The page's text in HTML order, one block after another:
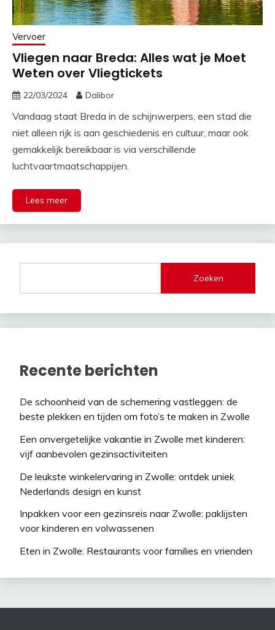
Vervoer
Vliegen naar Breda: Alles wat je Moet
Weten over Vliegtickets
22/03/2024 Dalibor
Vandaag staat Breda in de schijnwerpers, een stad die
niet alleen rijk is aan geschiedenis en cultuur, maar ook
gemakkelijk bereikbaar is via verschillende
luchtvaartmaatschappijen.
Lees meer
Zoeken
Recente berichten
De schoonheid van de schemering vastleggen: de
beste plekken en tijden om foto’s te maken in Zwolle
Een onvergetelijke vakantie in Zwolle met kinderen:
vijf aanbevolen gezinsactiviteiten
De leukste winkelervaring in Zwolle: ontdek uniek
Nederlands design en kunst
Inpakken voor een gezinsreis naar Zwolle: paklijsten
voor kinderen en volwassenen
Eten in Zwolle: Restaurants voor families en vrienden